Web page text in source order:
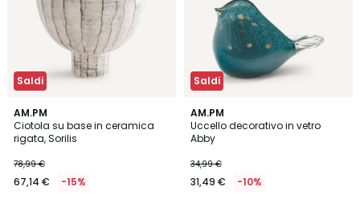
Saldi
AM.PM
Ciotola su base in ceramica
rigata, Sorilis
78,99 €
67,14 € -15%
4,7
/ 5
Saldi
AM.PM
Uccello decorativo in vetro
Abby
34,99 €
31,49 € -10%
4,6
/ 5